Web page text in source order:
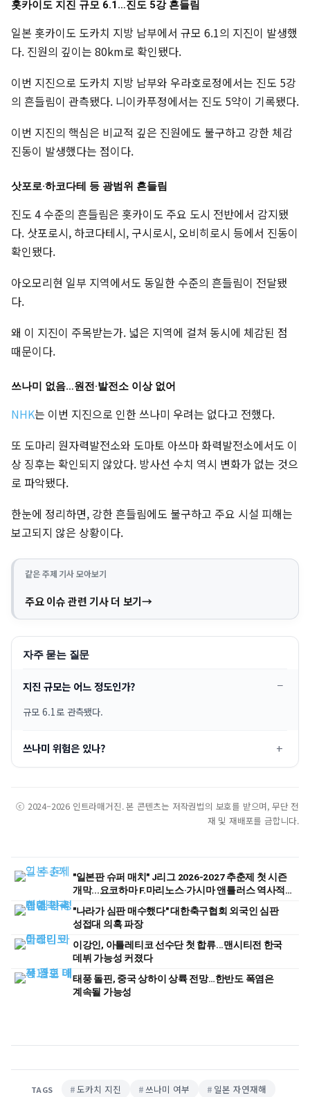
홋카이도 지진 규모 6.1…진도 5강 흔들림
일본 홋카이도 도카치 지방 남부에서 규모 6.1의 지진이 발생했
다. 진원의 깊이는 80km로 확인됐다.
이번 지진으로 도카치 지방 남부와 우라호로정에서는 진도 5강
의 흔들림이 관측됐다. 니이카푸정에서는 진도 5약이 기록됐다.
이번 지진의 핵심은 비교적 깊은 진원에도 불구하고 강한 체감
진동이 발생했다는 점이다.
삿포로·하코다테 등 광범위 흔들림
진도 4 수준의 흔들림은 홋카이도 주요 도시 전반에서 감지됐
다. 삿포로시, 하코다테시, 구시로시, 오비히로시 등에서 진동이
확인됐다.
아오모리현 일부 지역에서도 동일한 수준의 흔들림이 전달됐
다.
왜 이 지진이 주목받는가. 넓은 지역에 걸쳐 동시에 체감된 점
때문이다.
쓰나미 없음…원전·발전소 이상 없어
NHK는 이번 지진으로 인한 쓰나미 우려는 없다고 전했다.
또 도마리 원자력발전소와 도마토 아쓰마 화력발전소에서도 이
상 징후는 확인되지 않았다. 방사선 수치 역시 변화가 없는 것으
로 파악됐다.
한눈에 정리하면, 강한 흔들림에도 불구하고 주요 시설 피해는
보고되지 않은 상황이다.
같은 주제 기사 모아보기
주요 이슈 관련 기사 더 보기
자주 묻는 질문
지진 규모는 어느 정도인가?
규모 6.1로 관측됐다.
쓰나미 위험은 있나?
ⓒ 2024–2026 인트라매거진. 본 콘텐츠는 저작권법의 보호를 받으며, 무단 전
재 및 재배포를 금합니다.
"일본판 슈퍼 매치" J리그 2026-2027 추춘제 첫 시즌
개막...요코하마 F.마리노스·가시마 앤틀러스 역사적
"나라가 심판 매수했다" 대한축구협회 외국인 심판
성접대 의혹 파장
이강인, 아틀레티코 선수단 첫 합류...맨시티전 한국
데뷔 가능성 커졌다
태풍 돌핀, 중국 상하이 상륙 전망…한반도 폭염은
계속될 가능성
TAGS 도카치 지진 쓰나미 여부 일본 자연재해